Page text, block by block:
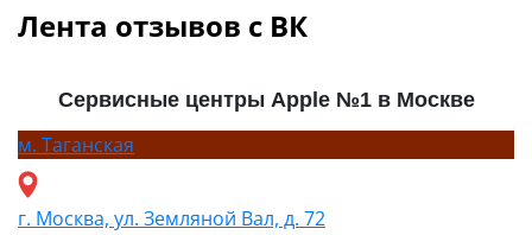
Лента отзывов с ВК
Сервисные центры Apple №1 в Москве
м. Таганская
г. Москва, ул. Земляной Вал, д. 72